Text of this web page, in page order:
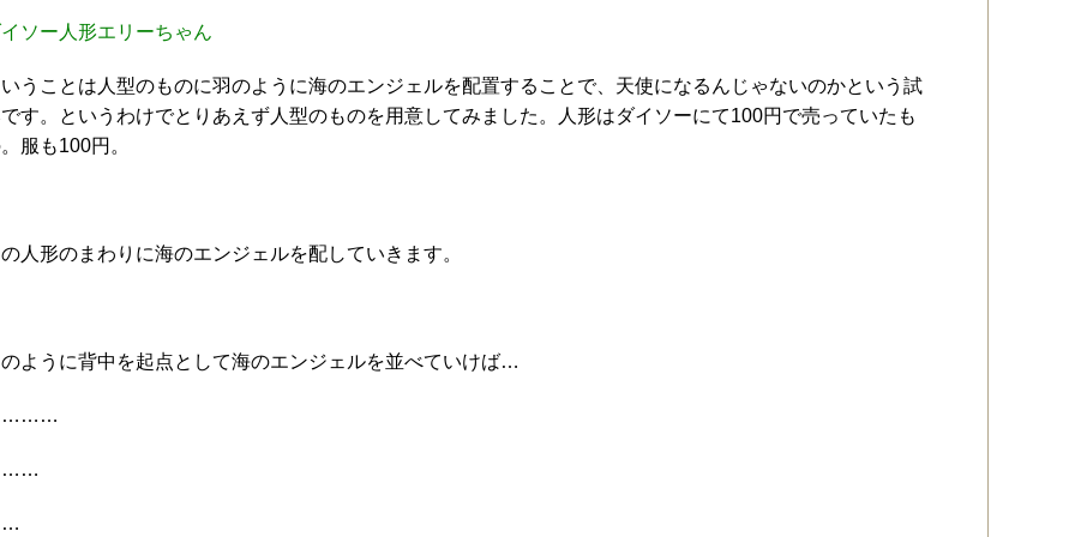
ソー人形エリーちゃん
うことは人型のものに羽のように海のエンジェルを配置することで、天使になるんじゃないのかという試
す。というわけでとりあえず人型のものを用意してみました。人形はダイソーにて100円で売っていたも
服も100円。
人形のまわりに海のエンジェルを配していきます。
ように背中を起点として海のエンジェルを並べていけば…